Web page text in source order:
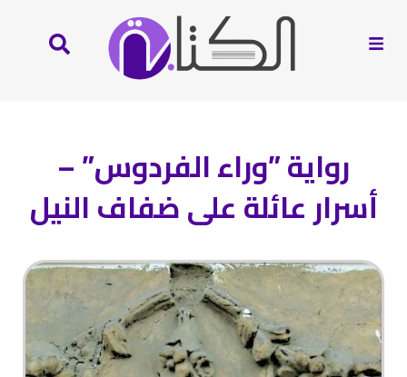
رواية ”وراء الفردوس” –
أسرار عائلة على ضفاف النيل